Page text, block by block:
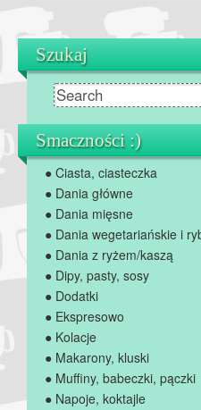
Szukaj
Smaczności :)
● Ciasta, ciasteczka
● Dania główne
● Dania mięsne
● Dania wegetariańskie i
● Dania z ryżem/kaszą
● Dipy, pasty, sosy
● Dodatki
● Ekspresowo
● Kolacje
● Makarony, kluski
● Muffiny, babeczki, pączki
● Napoje, koktajle